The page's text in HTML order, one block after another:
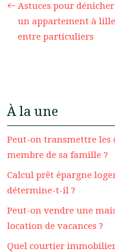
Astuces pour dénicher
un appartement à lille
entre particuliers
À la une
Peut-on transmettre les
membre de sa famille ?
Calcul prêt épargne
détermine-t-il ?
Peut-on vendre une
location de vacances ?
Quel courtier immobilier